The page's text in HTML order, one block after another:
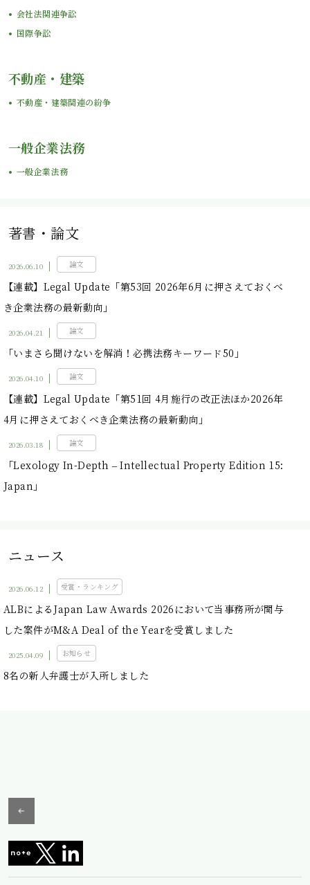
会社法関連争訟
国際争訟
不動産・建築
不動産・建築関連の紛争
一般企業法務
一般企業法務
著書・論文
2026.06.10
【連載】Legal Update「第53回 2026年6月に押さえておくべ
き企業法務の最新動向」
論文
2026.04.21
「いまさら聞けないを解消！必携法務キーワード50」
論文
2026.04.10
【連載】Legal Update「第51回 4月施行の改正法ほか2026年
4月に押さえておくべき企業法務の最新動向」
論文
2026.03.18
「Lexology In-Depth – Intellectual Property Edition 15:
Japan」
論文
ニュース
2026.06.12
ALBによるJapan Law Awards 2026において当事務所が関与
した案件がM&A Deal of the Yearを受賞しました
受賞・ランキング
2025.04.09
8名の新人弁護士が入所しました
お知らせ